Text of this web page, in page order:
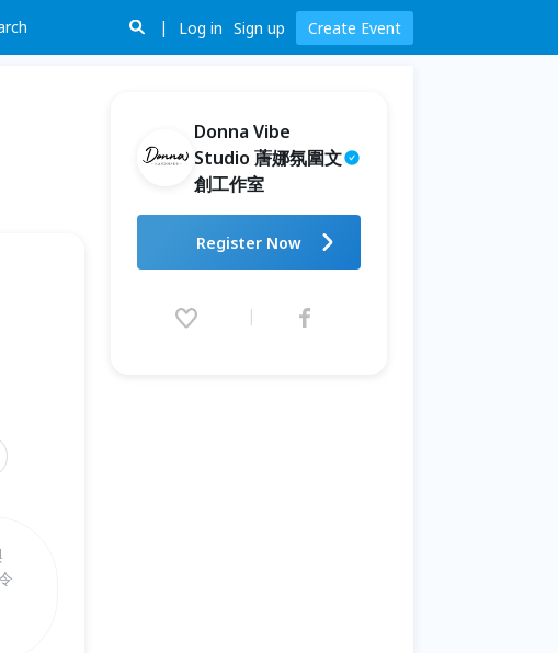
Log in Sign up Create Event
Donna Vibe
Studio 蓎娜氛圍文
創工作室
2026.08.03 (Mon) 09:30 - 08.14
Register Now